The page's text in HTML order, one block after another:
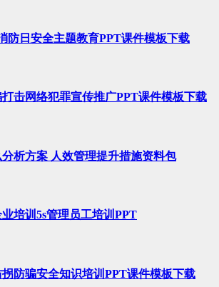
防日安全主题教育PPT课件模板下载
击网络犯罪宣传推广PPT课件模板下载
分析方案 人效管理提升措施资料包
培训5s管理员工培训PPT
防骗安全知识培训PPT课件模板下载